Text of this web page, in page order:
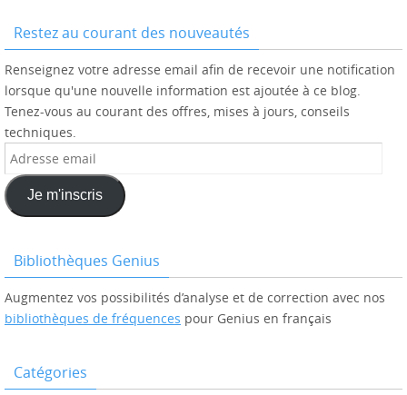
Restez au courant des nouveautés
Renseignez votre adresse email afin de recevoir une notification
lorsque qu'une nouvelle information est ajoutée à ce blog.
Tenez-vous au courant des offres, mises à jours, conseils
techniques.
Adresse
email
Je m'inscris
Bibliothèques Genius
Augmentez vos possibilités d’analyse et de correction avec nos
bibliothèques de fréquences pour Genius en français
Catégories